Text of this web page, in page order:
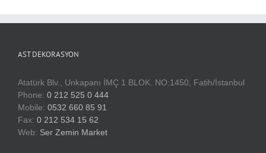
AST DEKORASYON
Atatürk Blv., Unkapanı İMÇ 1 BLOK. NO:1450, Fatih/İstanbul
Phone: 0 212 525 0 444
Mobile: 0532 660 85 91
Fax: 0 212 534 15 62
Web: Ser Zemin Market